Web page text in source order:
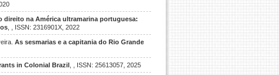
direito na América ultramarina portuguesa:
, , ISSN: 2316901X, 2022
As sesmarias e a capitania do Rio Grande
in Colonial Brazil , , ISSN: 25613057, 2025